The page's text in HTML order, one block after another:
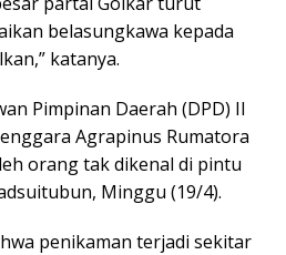
belasungkawa kepada
katanya.
Pimpinan Daerah (DPD) II
Agrapinus Rumatora
orang tak dikenal di pintu
Minggu (19/4).
penikaman terjadi sekitar